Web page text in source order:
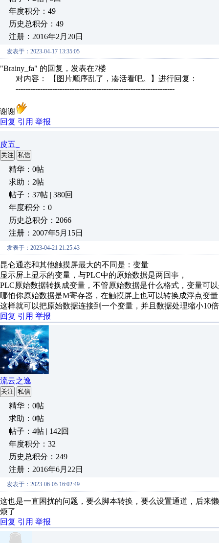
年度积分：49
历史总积分：49
注册：2016年2月20日
发表于：2023-04-17 13:35:05
"Brainy_fa" 的回复，发表在7楼
对内容： 【图片顺序乱了，凑活看吧。】进行回复：
-----------------------------------------------------------------
谢谢
回复 引用 举报
皮五_
关注 私信
精华：0帖
求助：2帖
帖子：37帖 | 380回
年度积分：0
历史总积分：2066
注册：2007年5月15日
发表于：2023-04-21 21:25:43
昆仑通态和其他触摸屏最大的不同是：变量
显示屏上显示的变量，与PLC中的原始数据是两回事，
PLC原始数据转换成变量，不管原始数据是什么格式，变量可
哪怕你原始数据是M寄存器，在触摸屏上也可以转换成浮点变量
这样就可以把原始数据连接到一个变量，并且数据处理缩小10
回复 引用 举报
流云之逸
关注 私信
精华：0帖
求助：0帖
帖子：4帖 | 142回
年度积分：32
历史总积分：249
注册：2016年6月22日
发表于：2023-06-05 16:02:49
这也是一直困扰的问题，要么脚本转换，要么设置通道，后来
烦了
回复 引用 举报